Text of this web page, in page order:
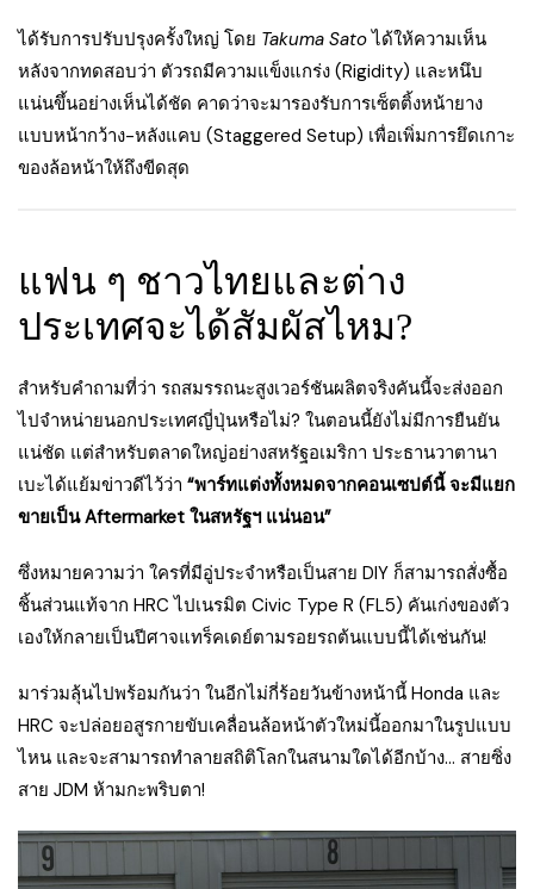
ได้รับการปรับปรุงครั้งใหญ่ โดย Takuma Satoได้ให้ความเห็น
หลังจากทดสอบว่า ตัวรถมีความแข็งแกร่ง (Rigidity) และหนึบ
แน่นขึ้นอย่างเห็นได้ชัด คาดว่าจะมารองรับการเซ็ตติ้งหน้ายาง
แบบหน้ากว้าง-หลังแคบ (Staggered Setup) เพื่อเพิ่มการยึดเกาะ
ของล้อหน้าให้ถึงขีดสุด
แฟน ๆ ชาวไทยและต่าง
ประเทศจะได้สัมผัสไหม?
สำหรับคำถามที่ว่า รถสมรรถนะสูงเวอร์ชันผลิตจริงคันนี้จะส่งออก
ไปจำหน่ายนอกประเทศญี่ปุ่นหรือไม่? ในตอนนี้ยังไม่มีการยืนยัน
แน่ชัด แต่สำหรับตลาดใหญ่อย่างสหรัฐอเมริกา ประธานวาตานา
เบะได้แย้มข่าวดีไว้ว่า “พาร์ทแต่งทั้งหมดจากคอนเซปต์นี้ จะมีแยก
ขายเป็น Aftermarket ในสหรัฐฯ แน่นอน”
ซึ่งหมายความว่า ใครที่มีอู่ประจำหรือเป็นสาย DIY ก็สามารถสั่งซื้อ
ชิ้นส่วนแท้จาก HRC ไปเนรมิต Civic Type R (FL5) คันเก่งของตัว
เองให้กลายเป็นปีศาจแทร็คเดย์ตามรอยรถต้นแบบนี้ได้เช่นกัน!
มาร่วมลุ้นไปพร้อมกันว่า ในอีกไม่กี่ร้อยวันข้างหน้านี้ Honda และ
HRC จะปล่อยอสูรกายขับเคลื่อนล้อหน้าตัวใหม่นี้ออกมาในรูปแบบ
ไหน และจะสามารถทำลายสถิติโลกในสนามใดได้อีกบ้าง… สายซิ่ง
สาย JDM ห้ามกะพริบตา!